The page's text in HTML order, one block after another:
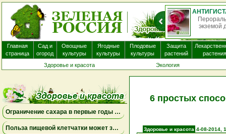
Главная
страница
Сад и
огород
Овощные
культуры
Ягодные
культуры
Плодовые
культуры
Защита
растений
растения
Здоровье и красота
Экология
Ограничение сахара в первые годы жизни может снизить риск болезни Альцгеймера
Польза пищевой клетчатки может зависеть от конкретных бактерий в кишечнике
6 простых
Здоровье и красота 4-08-2014,